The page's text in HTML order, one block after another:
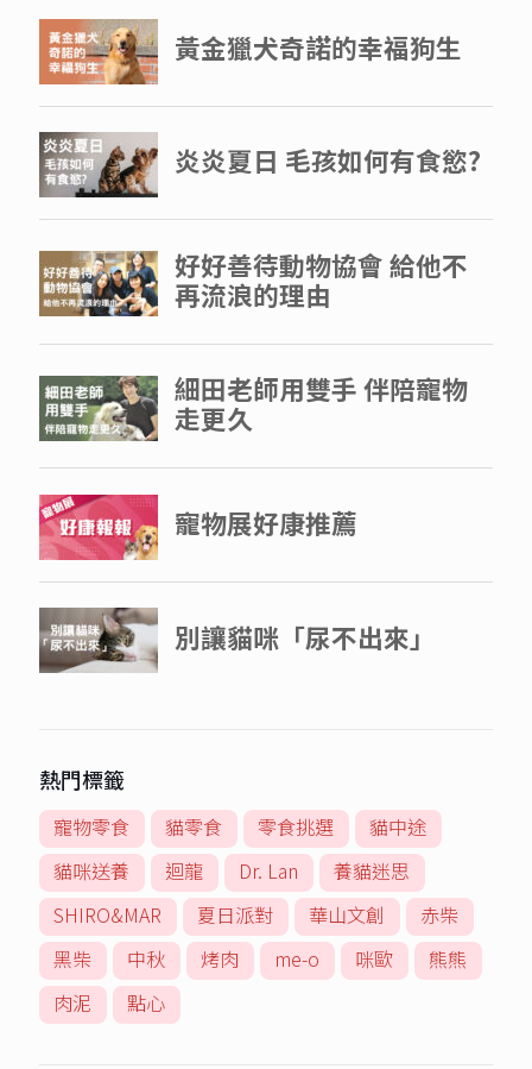
熱門標籤
寵物零食 貓零食 零食挑選
貓中途
貓咪送養
迴龍 Dr. Lan
養貓迷思
SHIRO&MAR
夏日派對 華山文創
赤柴
黑柴
中秋 烤肉 me-o 咪歐
熊熊
肉泥
點心